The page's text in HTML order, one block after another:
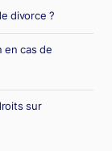
divorce ?
en cas de
sur